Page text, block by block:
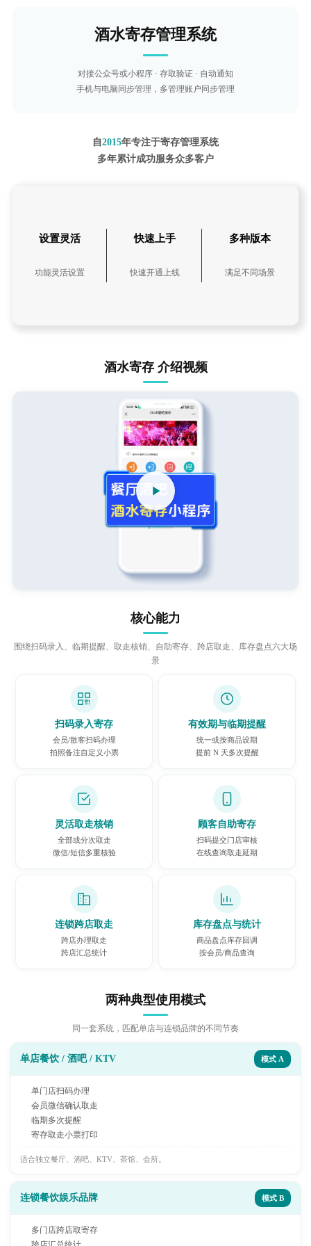
酒水寄存管理系统
对接公众号或小程序 · 存取验证 · 自动通知
手机与电脑同步管理，多管理账户同步管理
自2015年专注于寄存管理系统
多年累计成功服务众多客户
设置灵活
功能灵活设置
快速上手
快速开通上线
多种版本
满足不同场景
酒水寄存 介绍视频
核心能力
围绕扫码录入、临期提醒、取走核销、自助寄存、跨店取走、库存盘点六大场
景
扫码录入寄存
会员/散客扫码办理
拍照备注自定义小票
有效期与临期提醒
统一或按商品设期
提前 N 天多次提醒
灵活取走核销
全部或分次取走
微信/短信多重核验
顾客自助寄存
扫码提交门店审核
在线查询取走延期
连锁跨店取走
跨店办理取走
跨店汇总统计
库存盘点与统计
商品盘点库存回调
按会员/商品查询
两种典型使用模式
同一套系统，匹配单店与连锁品牌的不同节奏
单店餐饮 / 酒吧 / KTV 模式 A
单门店扫码办理
会员微信确认取走
临期多次提醒
寄存取走小票打印
适合独立餐厅、酒吧、KTV、茶馆、会所。
连锁餐饮娱乐品牌 模式 B
多门店跨店取寄存